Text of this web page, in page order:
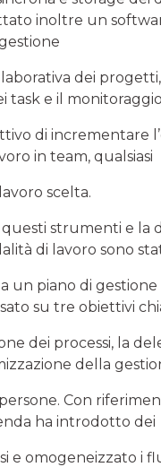
inoltre un
dei
task e il
di incrementare
in team, qualsiasi
scelta.
questi strumenti e la
di lavoro sono
un piano di gestione
su tre obiettivi
dei processi, la
della
Con
ha introdotto dei
e omogeneizzato i